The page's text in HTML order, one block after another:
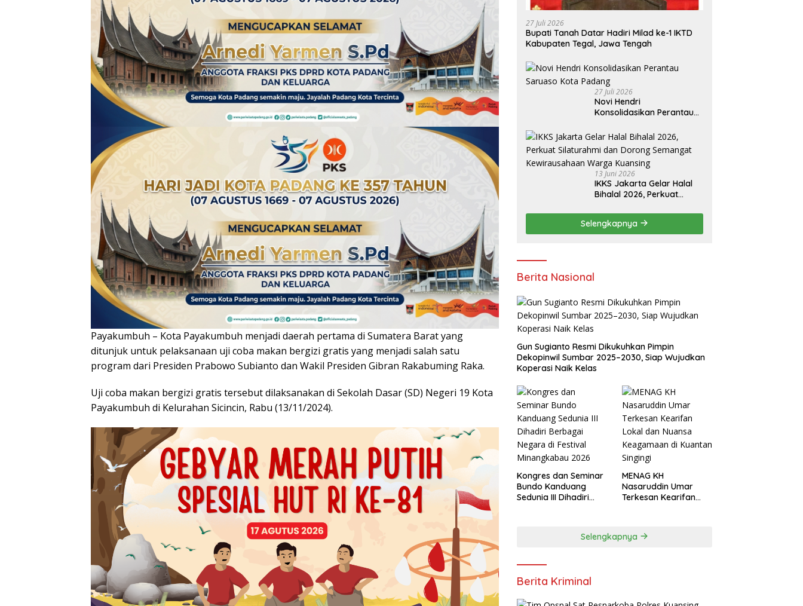
Payakumbuh – Kota Payakumbuh menjadi daerah pertama di Sumatera Barat yang
ditunjuk untuk pelaksanaan uji coba makan bergizi gratis yang menjadi salah satu
program dari Presiden Prabowo Subianto dan Wakil Presiden Gibran Rakabuming Raka.
Uji coba makan bergizi gratis tersebut dilaksanakan di Sekolah Dasar (SD) Negeri 19 Kota
Payakumbuh di Kelurahan Sicincin, Rabu (13/11/2024).
27 Juli 2026
Bupati Tanah Datar Hadiri Milad ke-1 IKTD
Kabupaten Tegal, Jawa Tengah
27 Juli 2026
Novi Hendri
Konsolidasikan Perantau
13 Juni 2026
IKKS Jakarta Gelar Halal
Bihalal 2026, Perkuat
Semangat Kewirausahaan
Warga Kuansing
Selengkapnya
Berita Nasional
Gun Sugianto Resmi Dikukuhkan Pimpin
Dekopinwil Sumbar 2025–2030, Siap Wujudkan
Koperasi Naik Kelas
Kongres dan Seminar
Bundo Kanduang
Sedunia III Dihadiri
MENAG KH
Nasaruddin Umar
Terkesan Kearifan
Selengkapnya
Berita Kriminal